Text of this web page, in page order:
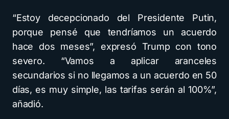
“Estoy decepcionado del Presidente Putin,
porque pensé que tendríamos un acuerdo
hace dos meses”, expresó Trump con tono
severo. “Vamos a aplicar aranceles
secundarios si no llegamos a un acuerdo en 50
días, es muy simple, las tarifas serán al 100%”,
añadió.